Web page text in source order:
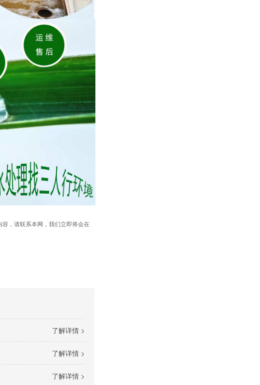
，请联系本网，我们立即将会在
了解详情 >
了解详情 >
了解详情 >